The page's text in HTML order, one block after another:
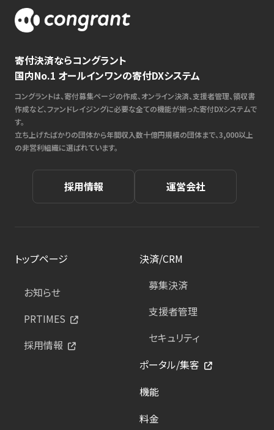
寄付決済ならコングラント
国内No.1 オールインワンの寄付DXシステム
コングラントは、寄付募集ページの作成、オンライン決済、支援者管理、領収書
作成など、ファンドレイジングに必要な全ての機能が揃った寄付DXシステムで
す。
立ち上げたばかりの団体から年間収入数十億円規模の団体まで、3,000以上
の非営利組織に選ばれています。
採用情報 運営会社
トップページ
お知らせ
PRTIMES
採用情報
決済/CRM
募集決済
支援者管理
セキュリティ
ポータル/集客
機能
料金